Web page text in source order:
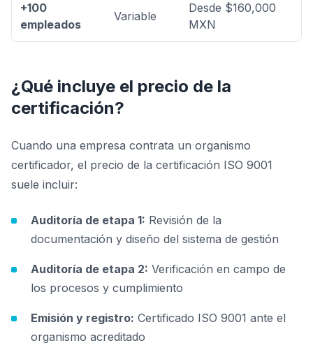
+100
empleados
Variable
Desde $160,000
MXN
¿Qué incluye el precio de la
certificación?
Cuando una empresa contrata un organismo
certificador, el precio de la certificación ISO 9001
suele incluir:
Auditoría de etapa 1: Revisión de la
documentación y diseño del sistema de gestión
Auditoría de etapa 2: Verificación en campo de
los procesos y cumplimiento
Emisión y registro: Certificado ISO 9001 ante el
organismo acreditado